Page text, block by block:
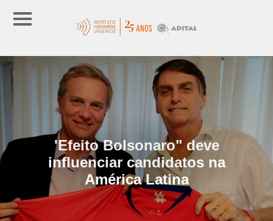
'Efeito Bolsonaro" deve
influenciar candidatos na
América Latina